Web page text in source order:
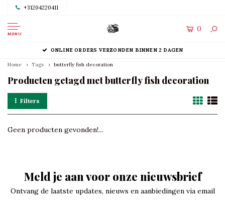
+31204220411
MENU
0
ONLINE ORDERS VERZONDEN BINNEN 2 DAGEN
Home Tags butterfly fish decoration
Producten getagd met butterfly fish decoration
Filters
Geen producten gevonden!...
Meld je aan voor onze nieuwsbrief
Ontvang de laatste updates, nieuws en aanbiedingen via email